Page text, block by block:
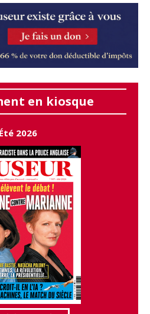
en kiosque
Été 2026